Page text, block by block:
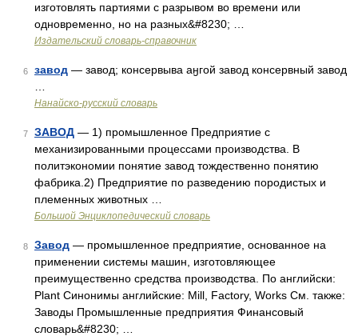
изготовлять партиями с разрывом во времени или
одновременно, но на разных&#8230; …
Издательский словарь-справочник
6 завод — завод; консервыва аӈгой завод консервный завод
Нанайско-русский словарь
7 ЗАВОД — 1) промышленное Предприятие с
механизированными процессами производства. В
политэкономии понятие завод тождественно понятию
фабрика.2) Предприятие по разведению породистых и
племенных животных …
Большой Энциклопедический словарь
8 Завод — промышленное предприятие, основанное на
применении системы машин, изготовляющее
преимущественно средства производства. По английски:
Plant Синонимы английские: Mill, Factory, Works См. также:
Заводы Промышленные предприятия Финансовый
словарь&#8230; …